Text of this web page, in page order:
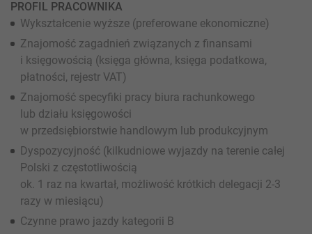
PROFIL PRACOWNIKA
Wykształcenie wyższe (preferowane ekonomiczne)
Znajomość zagadnień związanych z finansami
i księgowością (księga główna, księga podatkowa,
płatności, rejestr VAT)
Znajomość specyfiki pracy biura rachunkowego
lub działu księgowości
w przedsiębiorstwie handlowym lub produkcyjnym
Dyspozycyjność (kilkudniowe wyjazdy na terenie całej
Polski z częstotliwością
ok. 1 raz na kwartał, możliwość krótkich delegacji 2-3
razy w miesiącu)
Czynne prawo jazdy kategorii B